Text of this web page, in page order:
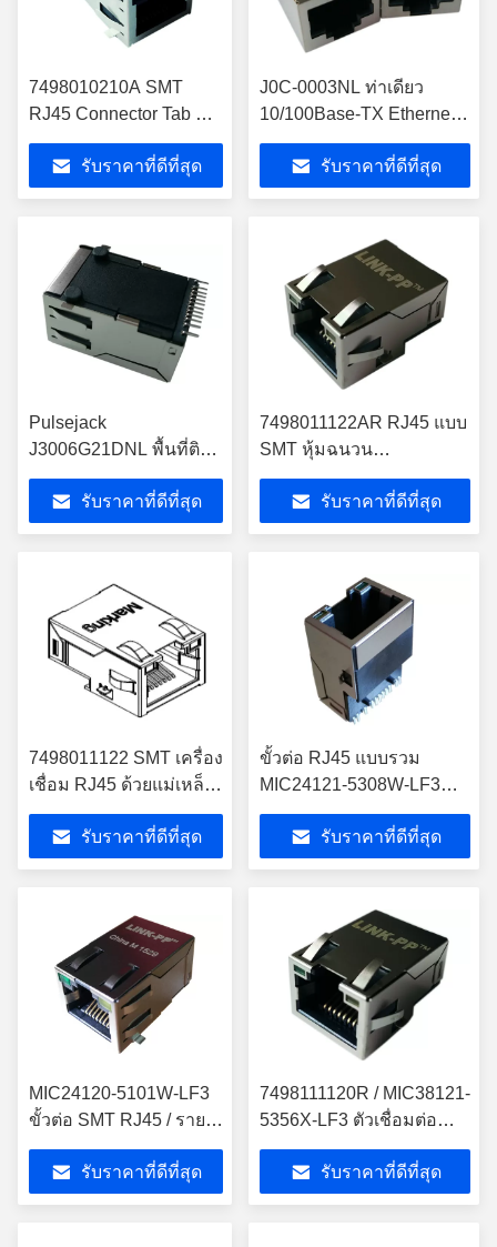
7498010210A SMT
RJ45 Connector Tab Up
สําหรับ 10/100BASE-T
Ethernetรับราคาที่ดีที่สุด
J0C-0003NL ท่าเดียว
10/100Base-TX Ethernet
MagJack ด้านผิว
รับราคาที่ดีที่สุด
Pulsejack
J3006G21DNL พื้นที่ติด
ตั้ง RJ45 10/100Base-
TX ด้วย G/Y LED
รับราคาที่ดีที่สุด
7498011122AR RJ45 แบบ
SMT หุ้มฉนวน
10/100Base-T WE-RJ45
-40°C–85°Cรับราคาที่ดีที่สุด
7498011122 SMT เครื่อง
เชื่อม RJ45 ด้วยแม่เหล็ก
10/100BASE-T
รับราคาที่ดีที่สุด
ขั้วต่อ RJ45 แบบรวม
MIC24121-5308W-LF3
แบบติดตั้งบนพื้นผิว
รับราคาที่ดีที่สุด
MIC24120-5101W-LF3
ขั้วต่อ SMT RJ45 / ราย
ละเอียดต่ำ MIC24121-
5101W-LF3รับราคาที่ดีที่สุด
7498111120R / MIC38121-
5356X-LF3 ตัวเชื่อมต่อ
SMT RJ45 ด้วย 10/100 /
1000Mbpsรับราคาที่ดีที่สุด